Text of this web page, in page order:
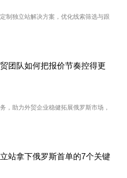
制独立站解决方案，优化线索筛选与跟
团队如何把报价节奏控得更
，助力外贸企业稳健拓展俄罗斯市场，
站拿下俄罗斯首单的7个关键